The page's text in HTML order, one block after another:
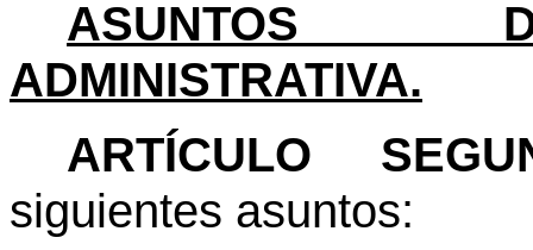
ASUNTOS
ADMINISTRATIVA.
ARTÍCULO
siguientes asuntos: